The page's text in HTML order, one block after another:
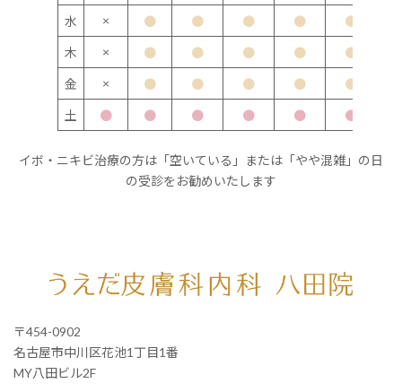
水 × ● ● ● ● ●
木 × ● ● ● ● ●
金 × ● ● ● ● ●
土 ● ● ● ● ● ●
イボ・ニキビ治療の方は「空いている」または「やや混雑」の日
の受診をお勧めいたします
〒454-0902
名古屋市中川区花池1丁目1番
MY八田ビル2F